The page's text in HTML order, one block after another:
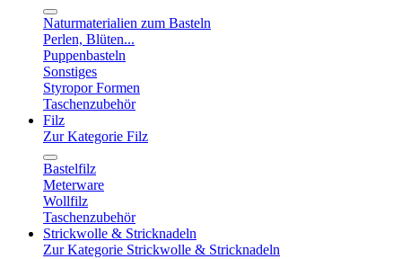
Naturmaterialien zum Basteln
Perlen, Blüten...
Puppenbasteln
Sonstiges
Styropor Formen
Taschenzubehör
Filz
Zur Kategorie Filz
Bastelfilz
Meterware
Wollfilz
Taschenzubehör
Strickwolle & Stricknadeln
Zur Kategorie Strickwolle & Stricknadeln